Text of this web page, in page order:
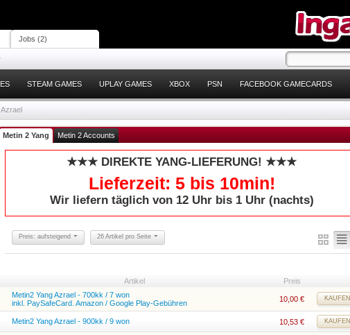
Jobs (2)
STEAM GAMES UPLAY GAMES XBOX PSN FACEBOOK GAMECARDS
Azrael
Metin 2 Yang Metin 2 Accounts
★★★ DIREKTE YANG-LIEFERUNG! ★★★
Lieferzeit: 5 bis 10min!
Wir liefern täglich von 12 Uhr bis 1 Uhr (nachts)
Preis: aufsteigend 26 Artikel pro Seite
Artikel
Preis
Metin2 Yang Azrael - 700kk / 7 won
inkl. PaySafeCard. Amazon / Google Play-Gebühren
10,00 € KAUFEN
Metin2 Yang Azrael - 900kk / 9 won 10,53 € KAUFEN